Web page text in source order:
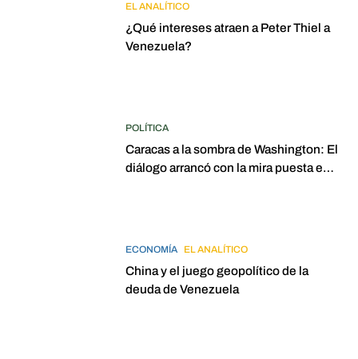
EL ANALÍTICO
¿Qué intereses atraen a Peter Thiel a
Venezuela?
POLÍTICA
Caracas a la sombra de Washington: El
diálogo arrancó con la mira puesta en
ECONOMÍA EL ANALÍTICO
China y el juego geopolítico de la
deuda de Venezuela